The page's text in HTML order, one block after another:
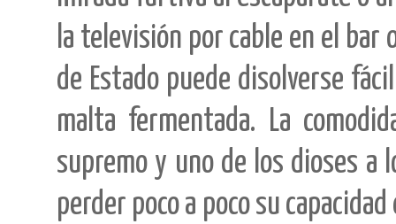
la televisión por cable en el bar
de Estado puede disolverse
malta fermentada. La
supremo y uno de los dioses a
perder poco a poco su